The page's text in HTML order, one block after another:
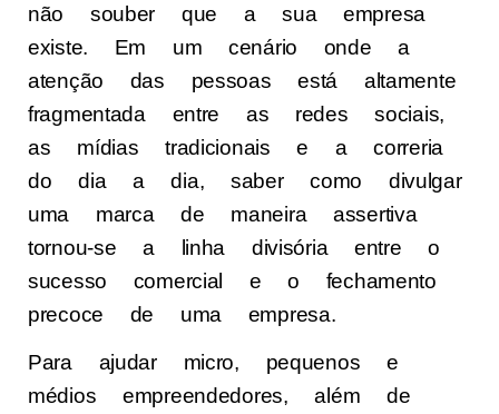
não souber que a sua empresa
existe. Em um cenário onde a
atenção das pessoas está altamente
fragmentada entre as redes sociais,
as mídias tradicionais e a correria
do dia a dia, saber como divulgar
uma marca de maneira assertiva
tornou-se a linha divisória entre o
sucesso comercial e o fechamento
precoce de uma empresa.
Para ajudar micro, pequenos e
médios empreendedores, além de